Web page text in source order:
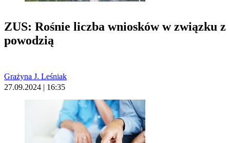
ZUS: Rośnie liczba wniosków w związku z
powodzią
Grażyna J. Leśniak
27.09.2024 | 16:35